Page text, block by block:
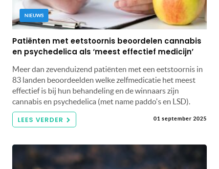
NIEUWS
Patiënten met eetstoornis beoordelen cannabis
en psychedelica als ‘meest effectief medicijn’
Meer dan zevenduizend patiënten met een eetstoornis in
83 landen beoordeelden welke zelfmedicatie het meest
effectief is bij hun behandeling en de winnaars zijn
cannabis en psychedelica (met name paddo's en LSD).
LEES VERDER 01 september 2025